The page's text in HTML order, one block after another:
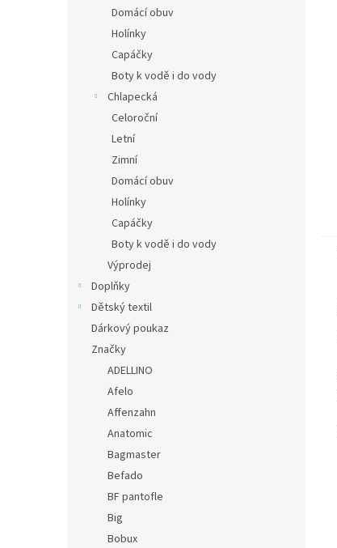
Domácí obuv
Holínky
Capáčky
Boty k vodě i do vody
Chlapecká
Celoroční
Letní
Zimní
Domácí obuv
Holínky
Capáčky
Boty k vodě i do vody
Výprodej
Doplňky
Dětský textil
Dárkový poukaz
Značky
ADELLINO
Afelo
Affenzahn
Anatomic
Bagmaster
Befado
BF pantofle
Big
Bobux